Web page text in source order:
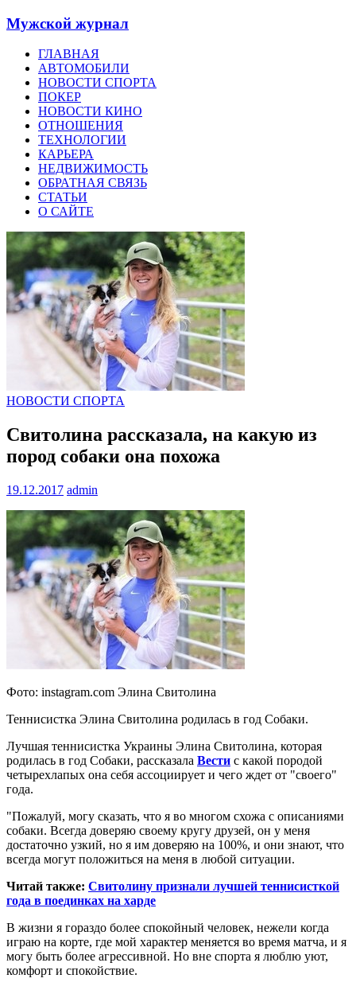
Мужской журнал
ГЛАВНАЯ
АВТОМОБИЛИ
НОВОСТИ СПОРТА
ПОКЕР
НОВОСТИ КИНО
ОТНОШЕНИЯ
ТЕХНОЛОГИИ
КАРЬЕРА
НЕДВИЖИМОСТЬ
ОБРАТНАЯ СВЯЗЬ
СТАТЬИ
О САЙТЕ
НОВОСТИ СПОРТА
Свитолина рассказала, на какую из
пород собаки она похожа
19.12.2017 admin
Фото: instagram.com Элина Свитолина
Теннисистка Элина Свитолина родилась в год Собаки.
Лучшая теннисистка Украины Элина Свитолина, которая
родилась в год Собаки, рассказала Вести с какой породой
четырехлапых она себя ассоциирует и чего ждет от "своего"
года.
"Пожалуй, могу сказать, что я во многом схожа с описаниями
собаки. Всегда доверяю своему кругу друзей, он у меня
достаточно узкий, но я им доверяю на 100%, и они знают, что
всегда могут положиться на меня в любой ситуации.
Читай также: Свитолину признали лучшей теннисисткой
года в поединках на харде
В жизни я гораздо более спокойный человек, нежели когда
играю на корте, где мой характер меняется во время матча, и я
могу быть более агрессивной. Но вне спорта я люблю уют,
комфорт и спокойствие.